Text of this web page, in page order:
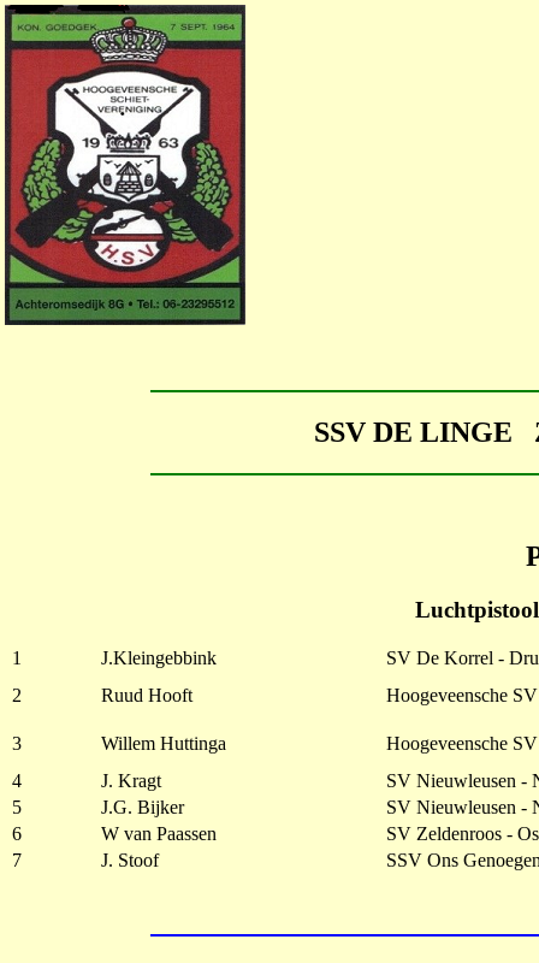
SSV DE LINGE
1 J.Kleingebbink
SV De Korrel -
2
Ruud Hooft Hoogeveensche
3 Willem Huttinga
Hoogeveensche
4
J. Kragt
SV Nieuwleusen -
5
J.G. Bijker
SV Nieuwleusen -
6
W van Paassen
SV Zeldenroos -
7
J. Stoof SSV Ons